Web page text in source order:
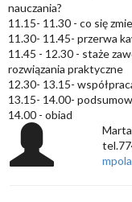
nauczania?
11.15- 11.30 - co się
11.30- 11.45- przerwa
11.45 - 12.30 - staże
rozwiązania praktyczne
12.30- 13.15-
13.15- 14.00-
14.00 - obiad